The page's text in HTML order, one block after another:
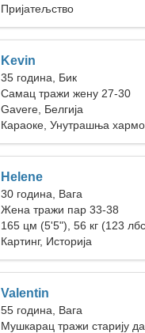
Пријатељство
Kevin
35 година, Бик
Самац тражи жену 27-30
Gavere, Белгија
Караоке, Унутрашња
Helene
30 година, Вага
Жена тражи пар 33-38
165 цм (5'5"), 56 кг (123
Картинг, Историја
Valentin
55 година, Вага
Мушкарац тражи старију